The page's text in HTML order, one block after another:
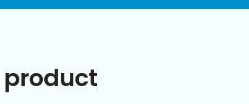
product